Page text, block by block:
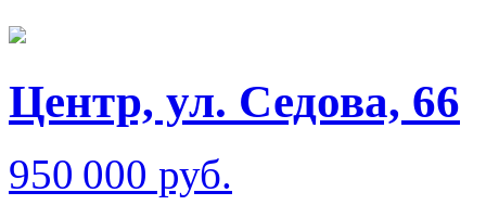
Центр, ул. Седова, 66
950 000 руб.